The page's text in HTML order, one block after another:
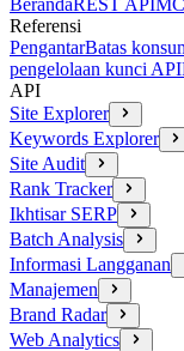
Referensi
PengantarBatas
pengelolaan kunci API
API
Site Explorer
Keywords Explorer
Site Audit
Rank Tracker
Ikhtisar SERP
Batch Analysis
Informasi Langganan
Manajemen
Brand Radar
Web Analytics